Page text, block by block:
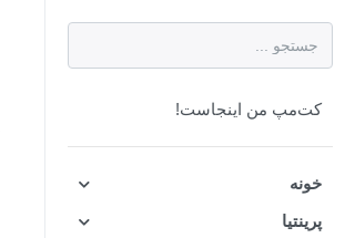
کت‌مپ من اینجاست!
خونه
پرینتیا